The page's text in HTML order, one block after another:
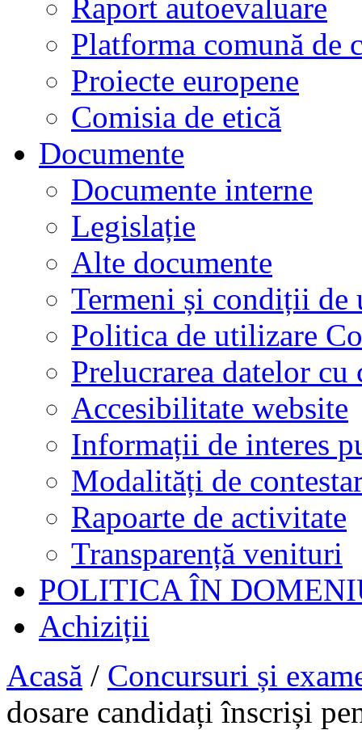
Raport autoevaluare
Platforma comună de
Proiecte europene
Comisia de etică
Documente
Documente interne
Legislație
Alte documente
Termeni și condiții de
Politica de utilizare
Prelucrarea datelor cu
Accesibilitate website
Informații de interes
Modalități de
Rapoarte de activitate
Transparență venituri
POLITICA ÎN
Achiziții
Acasă / Concursuri și
dosare candidați înscriși